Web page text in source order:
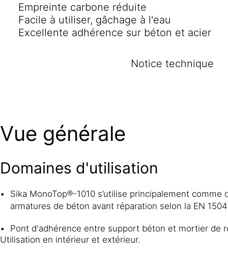
Empreinte carbone réduite
Facile à utiliser, gâchage à l'eau
Excellente adhérence sur béton et acier
Notice technique
Vue générale
Domaines d'utilisation
Sika MonoTop®-1010 s’utilise principalement
armatures de béton avant réparation selon la EN
Pont d'adhérence entre support béton et mortier de
Utilisation en intérieur et extérieur.